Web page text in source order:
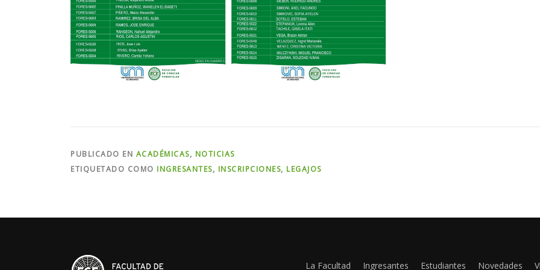
PUBLICADO EN ACADÉMICAS, NOTICIAS
ETIQUETADO COMO INGRESANTES, INSCRIPCIONES, LEGAJOS
La Facultad Ingresantes Estudiantes Novedades